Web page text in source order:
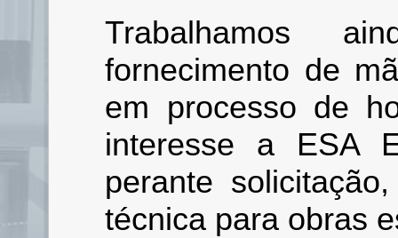
Trabalhamos
fornecimento de
em processo de
interesse a ESA
perante
técnica para obras